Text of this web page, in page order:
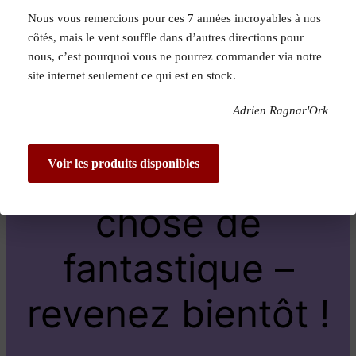
Pardon pour le
dérangement !
Nous travaillons
sur quelque
chose de
fantastique –
revenez bientôt !
Nous vous remercions pour ces 7 années incroyables à nos
côtés, mais le vent souffle dans d’autres directions pour
nous, c’est pourquoi vous ne pourrez commander via notre
site internet seulement ce qui est en stock.
Adrien Ragnar'Ork
Voir les produits disponibles